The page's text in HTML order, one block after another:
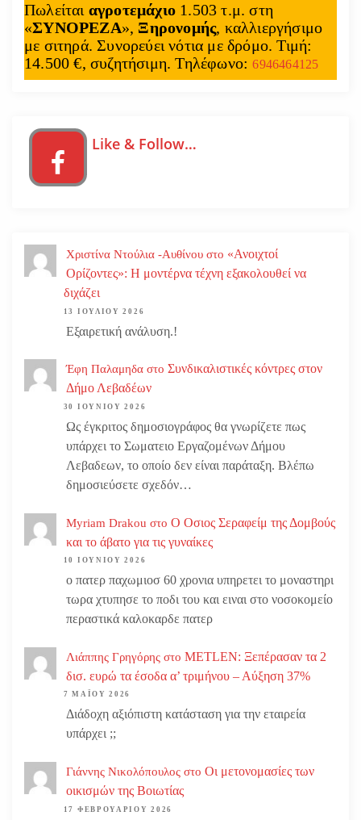
Πωλείται αγροτεμάχιο 1.503 τ.μ. στη
«ΣΥΝΟΡΕΖΑ», Ξηρονομής, καλλιεργήσιμο
με σιτηρά. Συνορεύει νότια με δρόμο. Τιμή:
14.500 €, συζητήσιμη. Τηλέφωνο:6946464125
Like & Follow…
Χριστίνα Ντούλια -Αυθίνου στο «Ανοιχτοί
Ορίζοντες»: Η μοντέρνα τέχνη εξακολουθεί να
διχάζει
13 ΙΟΥΛΊΟΥ 2026
Εξαιρετική ανάλυση.!
Έφη Παλαμηδα στο Συνδικαλιστικές κόντρες στον
Δήμο Λεβαδέων
30 ΙΟΥΝΊΟΥ 2026
Ως έγκριτος δημοσιογράφος θα γνωρίζετε πως
υπάρχει το Σωματειο Εργαζομένων Δήμου
Λεβαδεων, το οποίο δεν είναι παράταξη. Βλέπω
δημοσιεύσετε σχεδόν…
Myriam Drakou στο Ο Οσιος Σεραφείμ της Δομβούς
και το άβατο για τις γυναίκες
10 ΙΟΥΝΊΟΥ 2026
ο πατερ παχωμιοσ 60 χρονια υπηρετει το μοναστηρι
τωρα χτυπησε το ποδι του και ειναι στο νοσοκομείο
περαστικά καλοκαρδε πατερ
Λιάππης Γρηγόρης στο METLEN: Ξεπέρασαν τα 2
δισ. ευρώ τα έσοδα α’ τριμήνου – Αύξηση 37%
7 ΜΑΪ́ΟΥ 2026
Διάδοχη αξιόπιστη κατάσταση για την εταιρεία
υπάρχει ;;
Γιάννης Νικολόπουλος στο Οι μετονομασίες των
οικισμών της Βοιωτίας
17 ΦΕΒΡΟΥΑΡΊΟΥ 2026